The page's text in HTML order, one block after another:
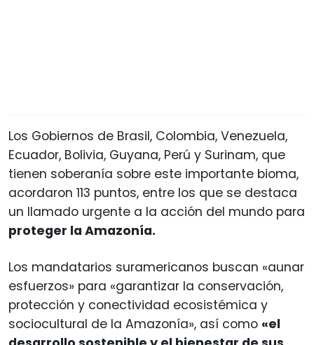
Los Gobiernos de Brasil, Colombia, Venezuela,
Ecuador, Bolivia, Guyana, Perú y Surinam, que
tienen soberanía sobre este importante bioma,
acordaron 113 puntos, entre los que se destaca
un llamado urgente a la acción del mundo para
proteger la Amazonía.
Los mandatarios suramericanos buscan «aunar
esfuerzos» para «garantizar la conservación,
protección y conectividad ecosistémica y
sociocultural de la Amazonía», así como «el